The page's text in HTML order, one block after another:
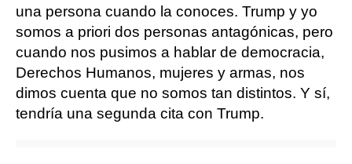
una persona cuando la conoces. Trump y yo
somos a priori dos personas antagónicas, pero
cuando nos pusimos a hablar de democracia,
Derechos Humanos, mujeres y armas, nos
dimos cuenta que no somos tan distintos. Y sí,
tendría una segunda cita con Trump.